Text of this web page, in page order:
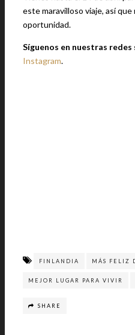
este maravilloso viaje, así
oportunidad.
Síguenos en nuestras redes
Instagram.
FINLANDIA MÁS FELIZ
MEJOR LUGAR PARA VIVIR
SHARE